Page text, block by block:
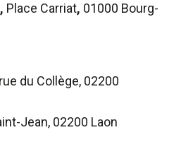
Place Carriat, 01000 Bourg-
du Collège, 02200
Jean, 02200 Laon